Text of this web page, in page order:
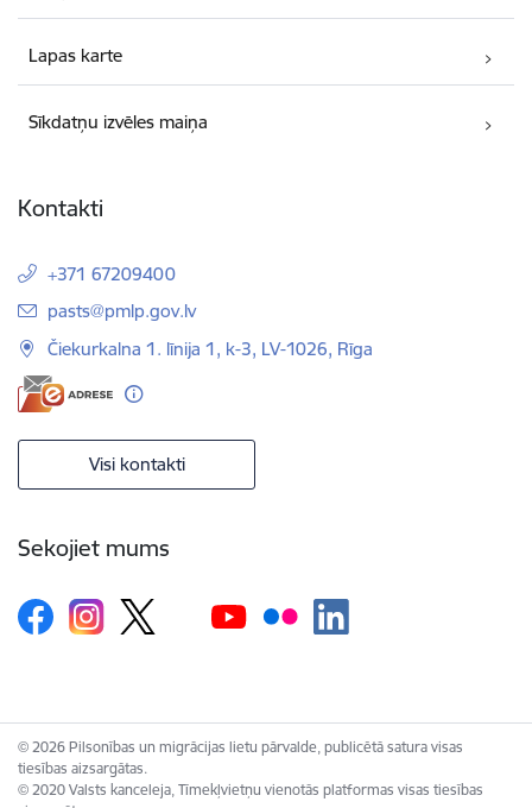
Lapas karte
Sīkdatņu izvēles maiņa
Kontakti
+371 67209400
E-pasts:
pasts@pmlp.gov.lv
Čiekurkalna 1. līnija 1, k-3, LV-1026, Rīga
Visi kontakti
Sekojiet mums
© 2026 Pilsonības un migrācijas lietu pārvalde, publicētā satura visas
tiesības aizsargātas.
© 2020 Valsts kanceleja, Tīmekļvietņu vienotās platformas visas tiesības